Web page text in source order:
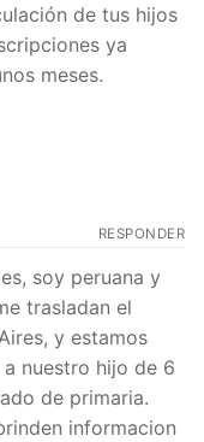
de tus hijos
ya
meses.
RESPONDER
soy peruana y
trasladan el
y estamos
nuestro hijo de 6
de primaria.
informacion